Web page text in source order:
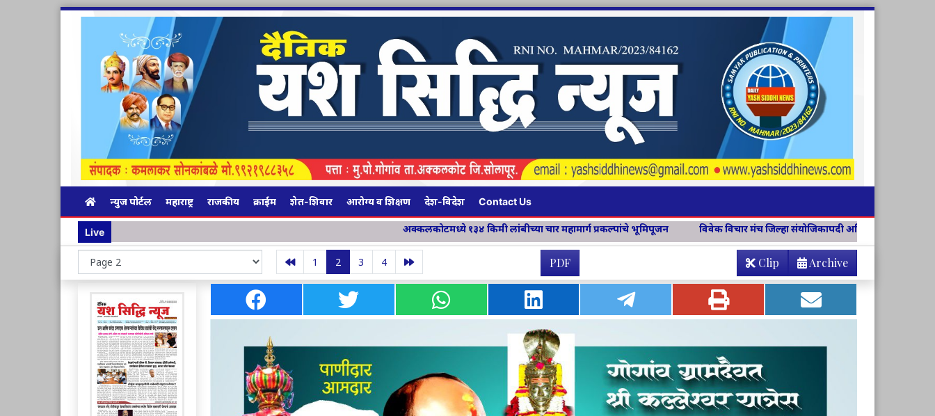
न्युज पोर्टल महाराष्ट्र राजकीय क्राईम शेत-शिवार आरोग्य व शिक्षण देश-विदेश Contact Us
Live अक्कलकोटमध्ये १३४ किमी लांबीच्या चार महामार्ग प्रकल्पांचे भूमिपूजन विवेक विचार मंच जिल्हा संयोजिकापदी अश्विनी चव्हाण वसंत अंबाजी भांगे यांच्या
1 2 3 4 PDF Archive
Clip